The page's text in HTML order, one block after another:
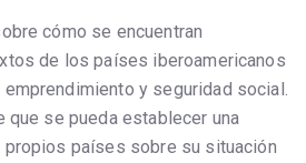
cómo se encuentran
de los países iberoamericanos
y seguridad social.
que se pueda establecer una
propios países sobre su situación